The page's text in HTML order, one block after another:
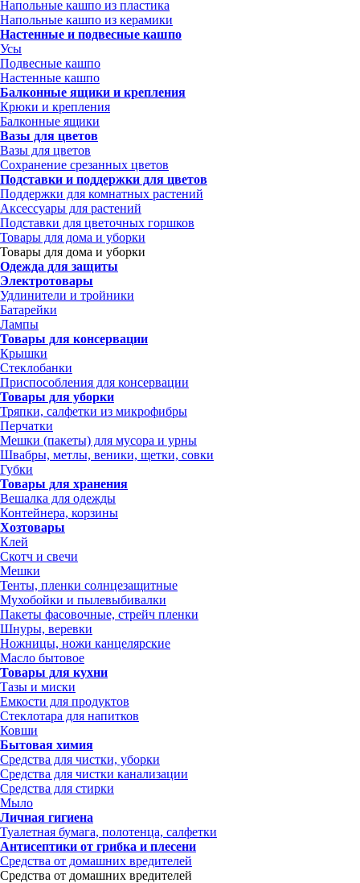
Напольные кашпо из пластика
Напольные кашпо из керамики
Настенные и подвесные кашпо
Усы
Подвесные кашпо
Настенные кашпо
Балконные ящики и крепления
Крюки и крепления
Балконные ящики
Вазы для цветов
Вазы для цветов
Сохранение срезанных цветов
Подставки и поддержки для цветов
Поддержки для комнатных растений
Аксессуары для растений
Подставки для цветочных горшков
Товары для дома и уборки
Товары для дома и уборки
Одежда для защиты
Электротовары
Удлинители и тройники
Батарейки
Лампы
Товары для консервации
Крышки
Стеклобанки
Приспособления для консервации
Товары для уборки
Тряпки, салфетки из микрофибры
Перчатки
Мешки (пакеты) для мусора и урны
Швабры, метлы, веники, щетки, совки
Губки
Товары для хранения
Вешалка для одежды
Контейнера, корзины
Хозтовары
Клей
Скотч и свечи
Мешки
Тенты, пленки солнцезащитные
Мухобойки и пылевыбивалки
Пакеты фасовочные, стрейч пленки
Шнуры, веревки
Ножницы, ножи канцелярские
Масло бытовое
Товары для кухни
Тазы и миски
Емкости для продуктов
Стеклотара для напитков
Ковши
Бытовая химия
Средства для чистки, уборки
Средства для чистки канализации
Средства для стирки
Мыло
Личная гигиена
Туалетная бумага, полотенца, салфетки
Антисептики от грибка и плесени
Средства от домашних вредителей
Средства от домашних вредителей